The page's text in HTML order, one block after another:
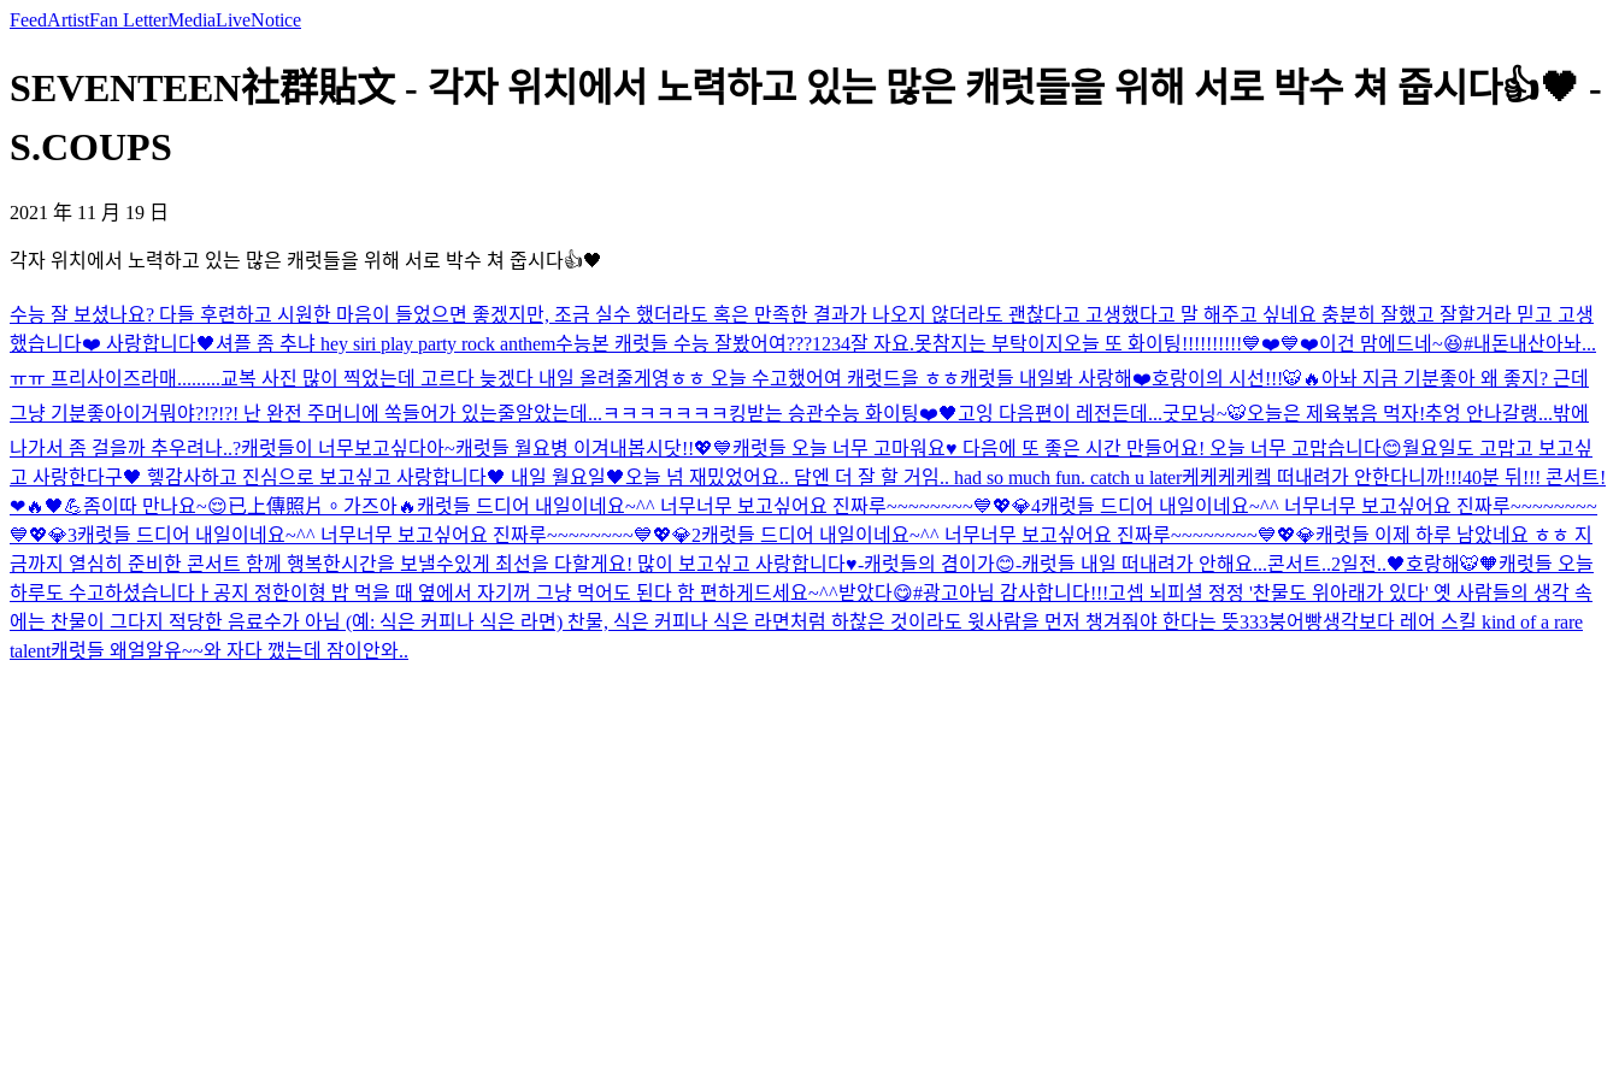
FeedArtistFan LetterMediaLiveNotice
SEVENTEEN社群貼文 - 각자 위치에서 노력하고 있는 많은 캐럿들을 위해 서로 박수 쳐 줍시다👍🖤 -
S.COUPS
2021 年 11 月 19 日
각자 위치에서 노력하고 있는 많은 캐럿들을 위해 서로 박수 쳐 줍시다👍🖤
수능 잘 보셨나요? 다들 후련하고 시원한 마음이 들었으면 좋겠지만, 조금 실수 했더라도 혹은 만족한 결과가 나오지 않더라도 괜찮다고 고생했다고 말 해주고 싶네요 충분히 잘했고 잘할거라 믿고 고생
했습니다❤️ 사랑합니다🖤셔플 좀 추냐 hey siri play party rock anthem수능본 캐럿들 수능 잘봤어여???1234잘 자요.못참지는 부탁이지 오늘 또 화이팅!!!!!!!!!!💙❤️💙❤️이건 맘에드네~😆#내돈내산아놔...
ㅠㅠ 프리사이즈라매.........교복 사진 많이 찍었는데 고르다 늦겠다 내일 올려줄게영ㅎㅎ 오늘 수고했어여 캐럿드을 ㅎㅎ캐럿들 내일봐 사랑해❤️호랑이의 시선!!!🐯🔥 아놔 지금 기분좋아 왜 좋지? 근데
그냥 기분좋아이거뭐야?!?!?! 난 완전 주머니에 쏙들어가 있는줄알았는데...ㅋㅋㅋㅋㅋㅋㅋ 킹받는 승관수능 화이팅❤️🖤 고잉 다음편이 레전든데...굿모닝~🐯오늘은 제육볶음 먹자!추엉 안나갈랭...밖에
나가서 좀 걸을까 추우려나..?캐럿들이 너무보고싶다아~캐럿들 월요병 이겨내봅시닷!!💖💙캐럿들 오늘 너무 고마워요♥️ 다음에 또 좋은 시간 만들어요! 오늘 너무 고맙습니다😊월요일도 고맙고 보고싶
고 사랑한다구🖤 헿감사하고 진심으로 보고싶고 사랑합니다🖤 내일 월요일🖤 오늘 넘 재밌었어요.. 담엔 더 잘 할 거임.. had so much fun. catch u later케케케케켘 떠내려가 안한다니까!!!40분 뒤!!! 콘서트!
❤🔥🖤💪좀이따 만나요~😌已上傳照片。 가즈아🔥 캐럿들 드디어 내일이네요~^^ 너무너무 보고싶어요 진짜루~~~~~~~~💙💖💎4캐럿들 드디어 내일이네요~^^ 너무너무 보고싶어요 진짜루~~~~~~~~
💙💖💎3캐럿들 드디어 내일이네요~^^ 너무너무 보고싶어요 진짜루~~~~~~~~💙💖💎2캐럿들 드디어 내일이네요~^^ 너무너무 보고싶어요 진짜루~~~~~~~~💙💖💎캐럿들 이제 하루 남았네요 ㅎㅎ 지
금까지 열심히 준비한 콘서트 함께 행복한시간을 보낼수있게 최선을 다할게요! 많이 보고싶고 사랑합니다♥️-캐럿들의 겸이가😊-캐럿들 내일 떠내려가 안해요...콘서트..2일전..🖤호랑해🐯🧡캐럿들 오늘
하루도 수고하셨습니다ㅏ 공지 정한이형 밥 먹을 때 옆에서 자기꺼 그냥 먹어도 된다 함 편하게드세요~^^받았다😋#광고아님 감사합니다!!!고셉 뇌피셜 정정 '찬물도 위아래가 있다' 옛 사람들의 생각 속
에는 찬물이 그다지 적당한 음료수가 아님 (예: 식은 커피나 식은 라면) 찬물, 식은 커피나 식은 라면처럼 하찮은 것이라도 윗사람을 먼저 챙겨줘야 한다는 뜻333붕어빵생각보다 레어 스킬 kind of a rare
talent캐럿들 왜얼알유~~와 자다 깼는데 잠이안와..